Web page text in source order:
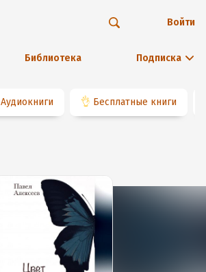
Библиотека Подписка
Войти
Аудиокниги 👌 Бесплатные книги